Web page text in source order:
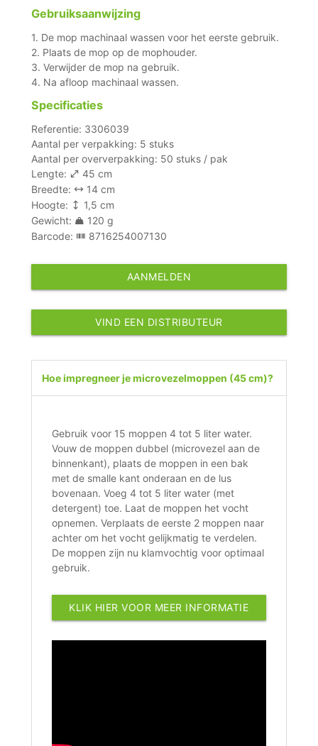
Gebruiksaanwijzing
1. De mop machinaal wassen voor het eerste gebruik.
2. Plaats de mop op de mophouder.
3. Verwijder de mop na gebruik.
4. Na afloop machinaal wassen.
Specificaties
Referentie: 3306039
Aantal per verpakking: 5 stuks
Aantal per oververpakking: 50 stuks / pak
Lengte:
45 cm
Breedte:
14 cm
Hoogte:
1,5 cm
Gewicht:
120 g
Barcode:
8716254007130
AANMELDEN
VIND EEN DISTRIBUTEUR
Hoe impregneer je microvezelmoppen (45 cm)?
Gebruik voor 15 moppen 4 tot 5 liter water.
Vouw de moppen dubbel (microvezel aan de
binnenkant), plaats de moppen in een bak
met de smalle kant onderaan en de lus
bovenaan. Voeg 4 tot 5 liter water (met
detergent) toe. Laat de moppen het vocht
opnemen. Verplaats de eerste 2 moppen naar
achter om het vocht gelijkmatig te verdelen.
De moppen zijn nu klamvochtig voor optimaal
gebruik.
KLIK HIER VOOR MEER INFORMATIE